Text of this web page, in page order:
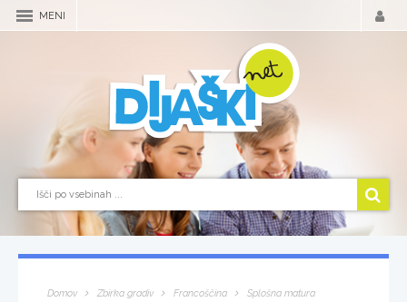
MENI
Domov Zbirka gradiv Francoščina
Splošna matura